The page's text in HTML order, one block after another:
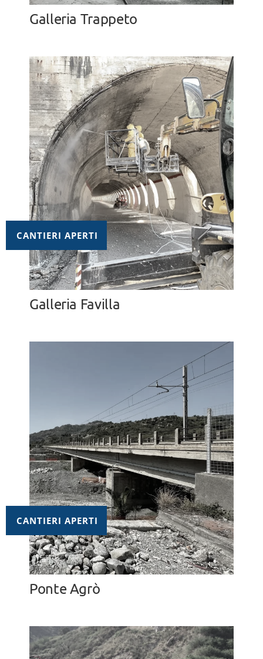
Galleria Trappeto
CANTIERI APERTI
Galleria Favilla
CANTIERI APERTI
Ponte Agrò